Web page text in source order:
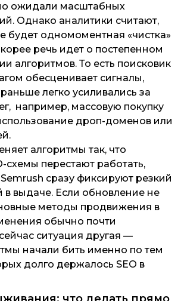
ожидали масштабных
Однако аналитики считают,
будет одномоментная «чистка»
речь идет о постепенном
алгоритмов. То есть поисковик
обесценивает сигналы,
легко усиливались за
например, массовую покупку
дроп-доменов или
алгоритмы так, что
схемы перестают работать,
сразу фиксируют резкий
в выдаче. Если обновление не
методы продвижения в
обычно почти
ситуация другая —
начали бить именно по тем
долго держалось SEO в